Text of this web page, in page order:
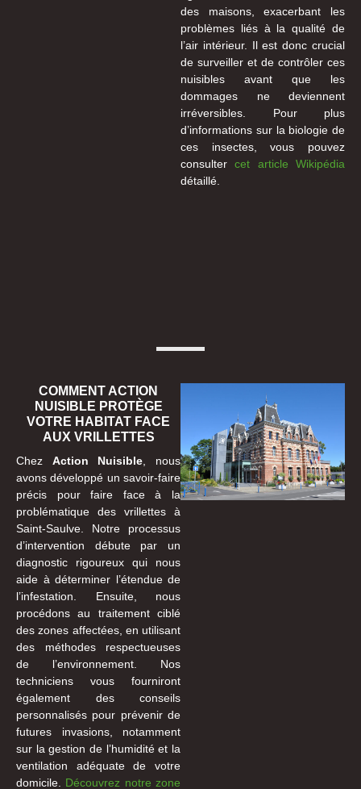
des maisons, exacerbant les
problèmes liés à la qualité de
l’air intérieur. Il est donc crucial
de surveiller et de contrôler ces
nuisibles avant que les
dommages ne deviennent
irréversibles. Pour plus
d’informations sur la biologie de
ces insectes, vous pouvez
consultercet article Wikipédia
détaillé.
COMMENT ACTION
NUISIBLE PROTÈGE
VOTRE HABITAT FACE
AUX VRILLETTES
Chez Action Nuisible , nous
avons développé un savoir-faire
précis pour faire face à la
problématique des vrillettes à
Saint-Saulve. Notre processus
d’intervention débute par un
diagnostic rigoureux qui nous
aide à déterminer l’étendue de
l’infestation. Ensuite, nous
procédons au traitement ciblé
des zones affectées, en utilisant
des méthodes respectueuses
de l’environnement. Nos
techniciens vous fourniront
également des conseils
personnalisés pour prévenir de
futures invasions, notamment
sur la gestion de l’humidité et la
ventilation adéquate de votre
domicile. Découvrez notre zone